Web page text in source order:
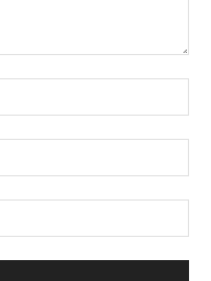
字
*
子
郵
*站